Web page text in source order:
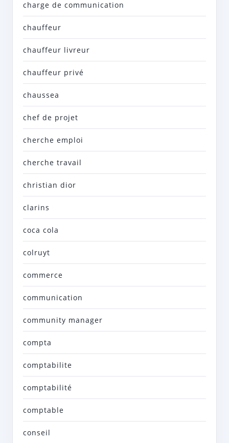
charge de communication
chauffeur
chauffeur livreur
chauffeur privé
chaussea
chef de projet
cherche emploi
cherche travail
christian dior
clarins
coca cola
colruyt
commerce
communication
community manager
compta
comptabilite
comptabilité
comptable
conseil